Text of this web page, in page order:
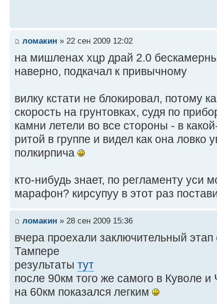
ломакин » 22 сен 2009 12:02
на мишленах хцр драй 2.0
наверно, подкачал к привычному
вилку кстати не блокировал, потому
скорость на грунтовках, судя по
камни летели во все стороны - в
ритой в группе и видел как она ловко
полкирпича
кто-нибудь знает, по регламенту уси
марафон? кирсупуу в этот раз
ломакин » 28 сен 2009 15:36
вчера проехали заключительный
Тампере
результаты тут
после 90км того же самого в Куволе
на 60км показался легким